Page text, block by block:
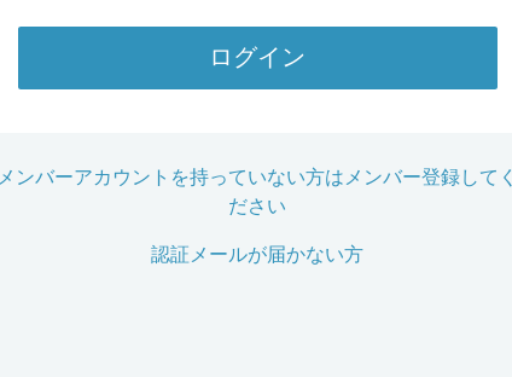
ログイン
メンバーアカウントを持っていない方はメンバー登録してく
ださい
認証メールが届かない方